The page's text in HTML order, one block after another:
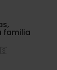
familia